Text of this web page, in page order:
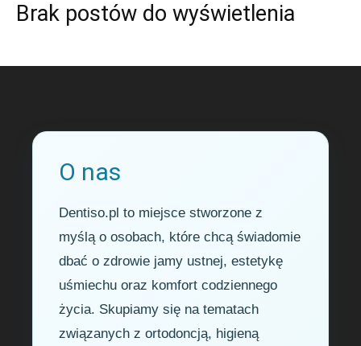
Brak postów do wyświetlenia
O nas
Dentiso.pl to miejsce stworzone z
myślą o osobach, które chcą świadomie
dbać o zdrowie jamy ustnej, estetykę
uśmiechu oraz komfort codziennego
życia. Skupiamy się na tematach
związanych z ortodoncją, higieną